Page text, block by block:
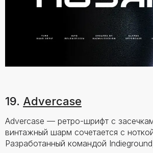
19. Advercase
Advercase — ретро-шрифт с
винтажный шарм сочетается с
Разработанный командой